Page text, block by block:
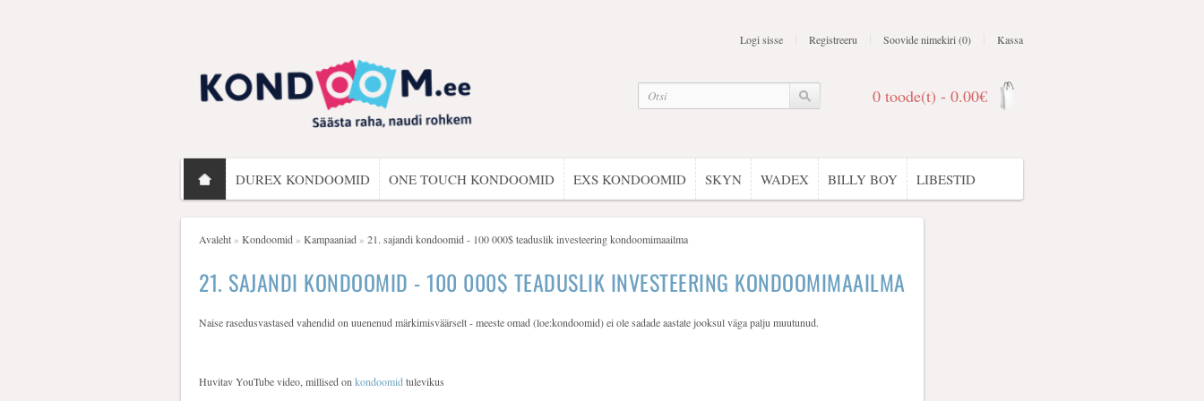
Logi sisse Registreeru Soovide nimekiri (0) Kassa
0 toode(t) - 0.00€
DUREX KONDOOMID ONE TOUCH KONDOOMID EXS KONDOOMID SKYN WADEX BILLY BOY LIBESTID
Avaleht » Kondoomid » Kampaaniad » 21. sajandi kondoomid - 100 000$ teaduslik investeering kondoomimaailma
21. SAJANDI KONDOOMID - 100 000$ TEADUSLIK INVESTEERING KONDOOMIMAAILMA
Naise rasedusvastased vahendid on uuenenud märkimisväärselt - meeste omad (loe:kondoomid) ei ole sadade aastate jooksul väga palju muutunud.
Huvitav YouTube video, millised onkondoomidtulevikus